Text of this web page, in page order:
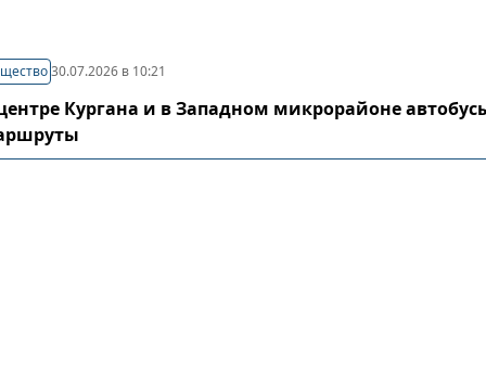
30.07.2026 в 10:21
Кургана и в Западном микрорайоне